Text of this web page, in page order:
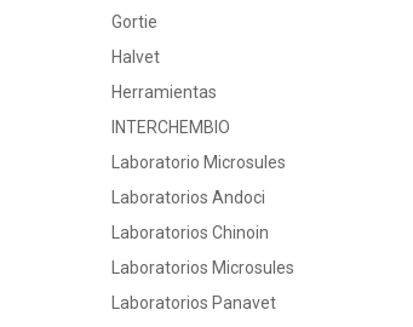
Gortie
Halvet
Herramientas
INTERCHEMBIO
Laboratorio Microsules
Laboratorios Andoci
Laboratorios Chinoin
Laboratorios Microsules
Laboratorios Panavet